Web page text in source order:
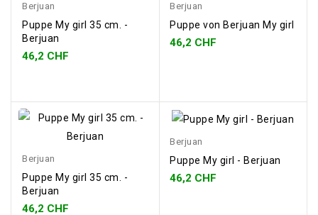
Berjuan
Puppe My girl 35 cm. -
Berjuan
46,2 CHF
Berjuan
Puppe von Berjuan My girl
46,2 CHF
Berjuan
Puppe My girl 35 cm. -
Berjuan
46,2 CHF
Berjuan
Puppe My girl - Berjuan
46,2 CHF